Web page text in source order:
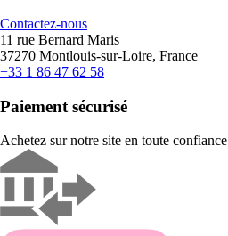
Contactez-nous
11 rue Bernard Maris
37270 Montlouis-sur-Loire, France
+33 1 86 47 62 58
Paiement sécurisé
Achetez sur notre site en toute confiance